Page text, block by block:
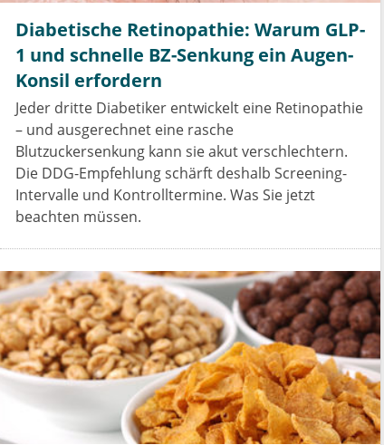
Diabetische Retinopathie: Warum GLP-
1 und schnelle BZ-Senkung ein Augen-
Konsil erfordern
Jeder dritte Diabetiker entwickelt eine Retinopathie
– und ausgerechnet eine rasche
Blutzuckersenkung kann sie akut verschlechtern.
Die DDG-Empfehlung schärft deshalb Screening-
Intervalle und Kontrolltermine. Was Sie jetzt
beachten müssen.